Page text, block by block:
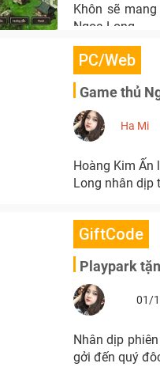
Khôn sẽ
Ngọa Long.
PC/Web
Game thủ
Ha Mi
Hoàng Kim Ấn
Long nhân dịp
GiftCode
Playpark
01/
Nhân dịp
gởi đến quý